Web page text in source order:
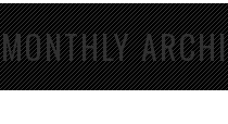
MONTHLY